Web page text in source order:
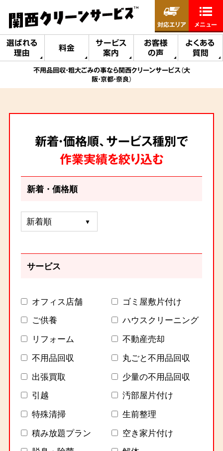
選ばれる
理由
料金
サービス
案内
お客様
の声
よくある
質問
対応エリア メニュー
不用品回収・粗大ごみの事なら関西クリーンサービス（大
阪・京都・奈良）
新着・価格順、サービス種別で
作業実績を絞り込む
新着・価格順
サービス
オフィス店舗
ゴミ屋敷片付け
ご供養
ハウスクリーニング
リフォーム
不動産売却
不用品回収
丸ごと不用品回収
出張買取
少量の不用品回収
引越
汚部屋片付け
特殊清掃
生前整理
積み放題プラン
空き家片付け